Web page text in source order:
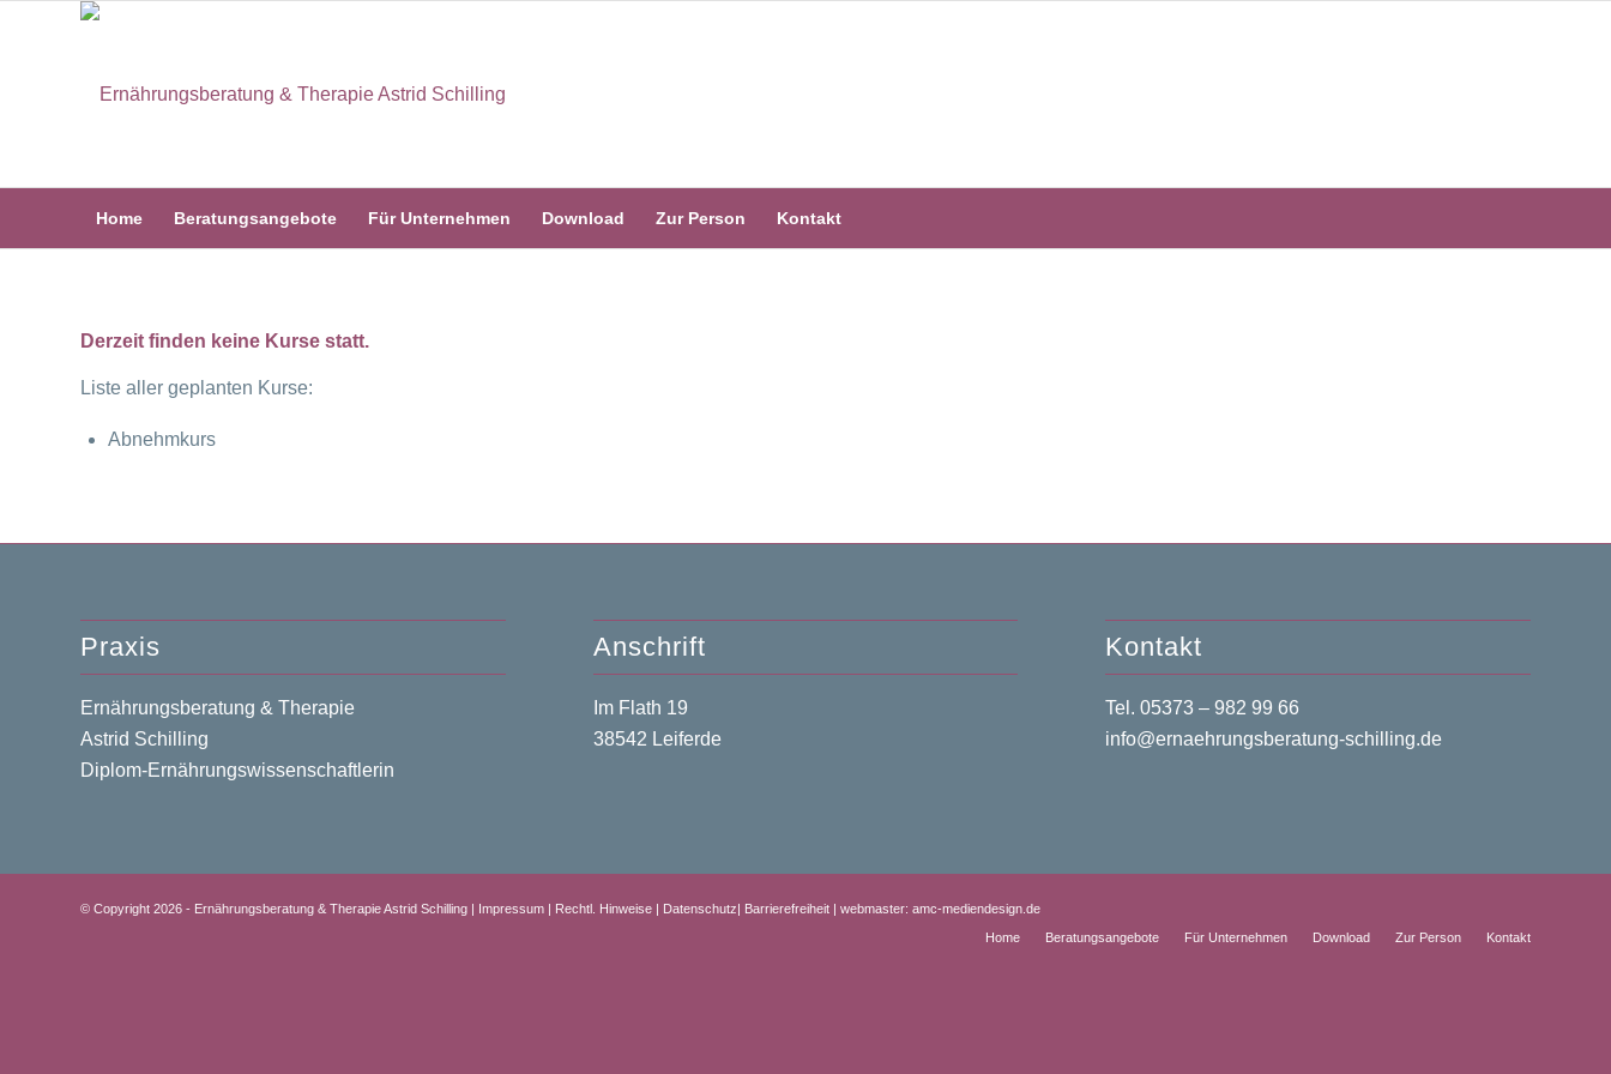
Home Beratungsangebote Für Unternehmen Download Zur Person Kontakt
Derzeit finden keine Kurse statt.
Liste aller geplanten Kurse:
Abnehmkurs
Praxis
Ernährungsberatung & Therapie
Astrid Schilling
Diplom-Ernährungswissenschaftlerin
Anschrift
Im Flath 19
38542 Leiferde
Kontakt
Tel. 05373 – 982 99 66
info@ernaehrungsberatung-schilling.de
© Copyright 2026 - Ernährungsberatung & Therapie Astrid Schilling | Impressum | Rechtl. Hinweise | Datenschutz| Barrierefreiheit | webmaster: amc-mediendesign.de
Home
Beratungsangebote Für Unternehmen Download Zur Person Kontakt